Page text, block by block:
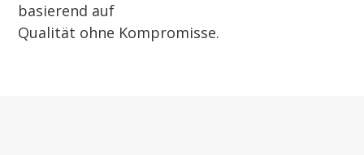
basierend auf
Qualität ohne Kompromisse.